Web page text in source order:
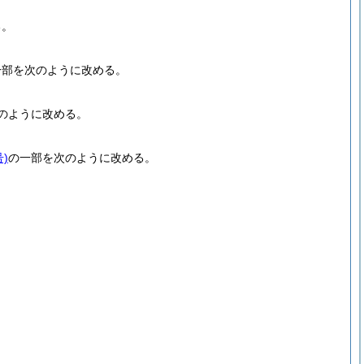
を次のように改める。
ように改める。
)の一部を次のように改める。